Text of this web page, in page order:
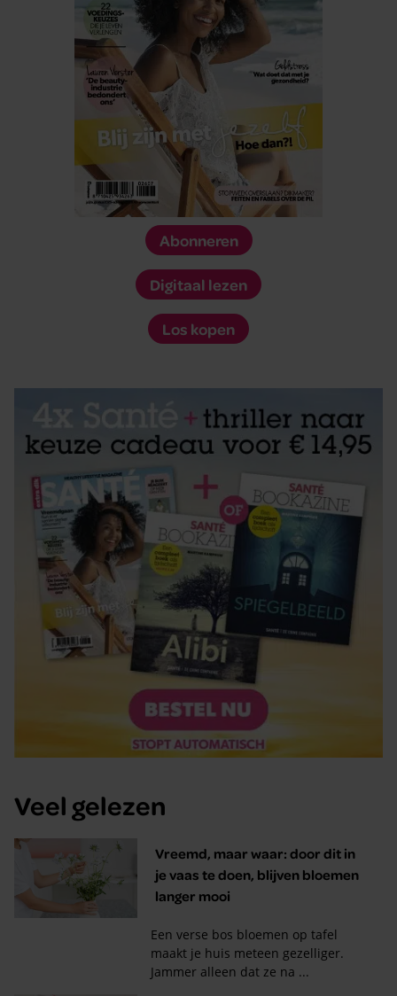
Abonneren
Digitaal lezen
Los kopen